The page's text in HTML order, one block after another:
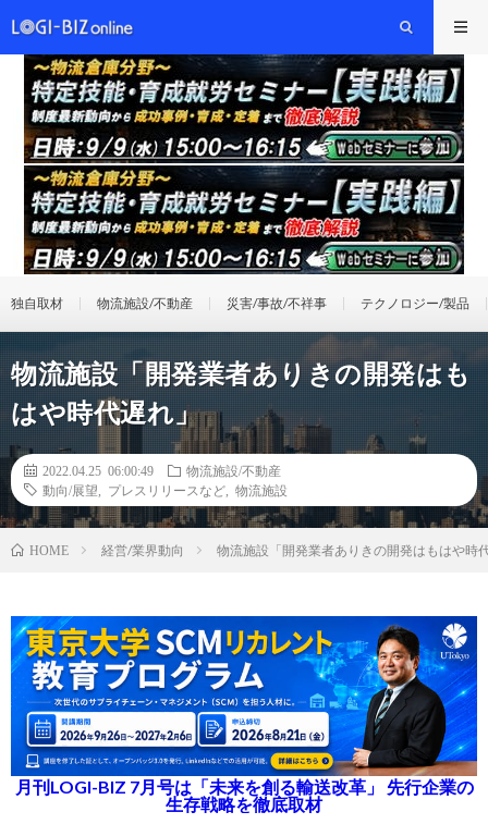
独自取材 物流施設/不動産 災害/事故/不祥事 テクノロジー/製品
物流施設「開発業者ありきの開発はも
はや時代遅れ」
2022.04.25 06:00:49
物流施設/不動産
動向/展望
プレスリリースなど 物流施設
HOME 経営/業界動向 物流施設「開発業者ありきの開発はもはや時
月刊LOGI-BIZ 7月号は「未来を創る輸送改革」 先行企業の
生存戦略を徹底取材